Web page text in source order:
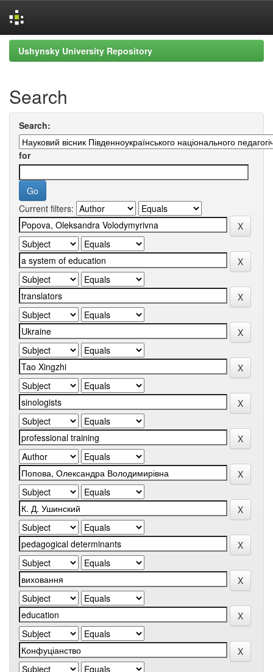
Skip
navigation
Ushynsky University Repository
Search
Search:
for
Current filters: